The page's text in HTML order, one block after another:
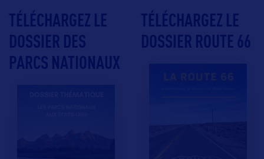
TÉLÉCHARGEZ LE
DOSSIER DES
PARCS NATIONAUX
TÉLÉCHARGEZ LE
DOSSIER ROUTE 66